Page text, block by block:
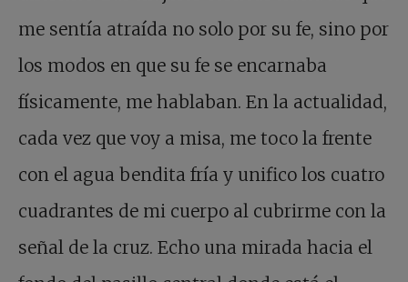
me sentía atraída no solo por su fe, sino por
los modos en que su fe se encarnaba
físicamente, me hablaban. En la actualidad,
cada vez que voy a misa, me toco la frente
con el agua bendita fría y unifico los cuatro
cuadrantes de mi cuerpo al cubrirme con la
señal de la cruz. Echo una mirada hacia el